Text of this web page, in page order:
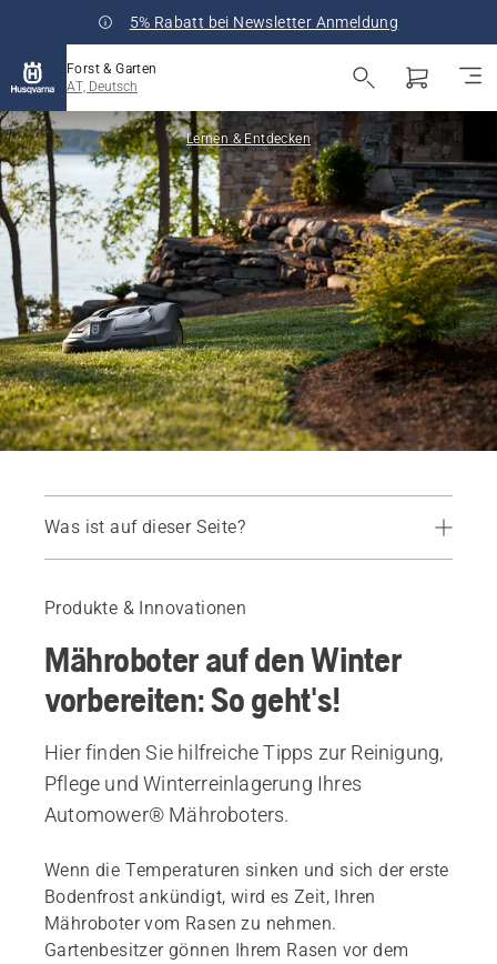
5% Rabatt bei Newsletter Anmeldung
Forst & Garten
AT, Deutsch
Lernen & Entdecken
Was ist auf dieser Seite?
Winterservice und -lagerung zu Hause
Produkte & Innovationen
Mähroboter auf den Winter
vorbereiten: So geht's!
Hier finden Sie hilfreiche Tipps zur Reinigung,
Pflege und Winterreinlagerung Ihres
Automower® Mähroboters.
Wenn die Temperaturen sinken und sich der erste
Bodenfrost ankündigt, wird es Zeit, Ihren
Mähroboter vom Rasen zu nehmen.
Gartenbesitzer gönnen Ihrem Rasen vor dem